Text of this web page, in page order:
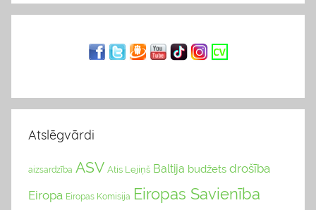
l
Atslēgvārdi
aizsardzība ASV Atis Lejiņš Baltija budžets drošība
Eiropa Eiropas Komisija Eiropas Savienība